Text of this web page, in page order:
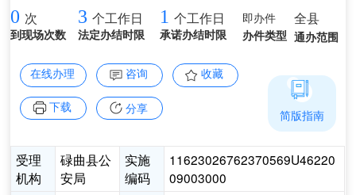
0 次
到现场次数
3 个工作日
法定办结时限
1 个工作日
承诺办结时限
即办件
办件类型
全县
通办范围
在线办理 咨询 收藏
下载 分享
受理
机构
碌曲县公
安局
实施
编码
11623026762370569U46220
09003000
简版指南